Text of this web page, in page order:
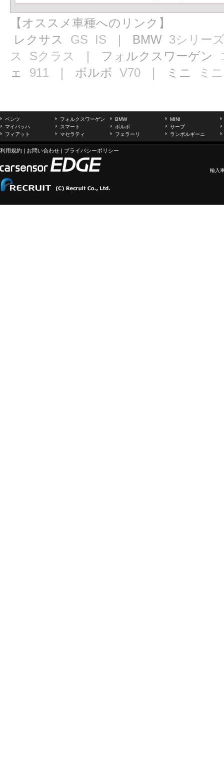
【オススメ車種へのリンク】
レクサス GS IS ｜ BMW 3シリー
ス
Sクラス ｜ フォルクスワーゲン
ェ 911 ｜ ボルボ V70 ｜ ミニ ミニ
ベンツ フォルクスワーゲン BMW
MINI
マイバッハ
スマート ボルボ
サーブ
フィアット
マセラティ フェラーリ ランボルギーニ
利用規約 | お問い合わせ | プライバシーポリシー
輸入